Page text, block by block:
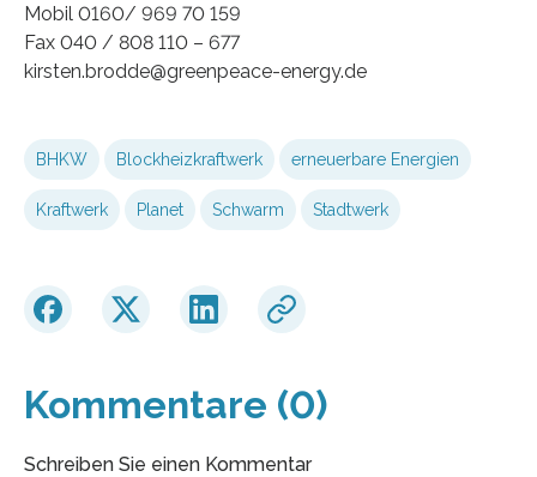
Mobil 0160/ 969 70 159
Fax 040 / 808 110 – 677
kirsten.brodde@greenpeace-energy.de
BHKW Blockheizkraftwerk erneuerbare Energien
Kraftwerk Planet Schwarm Stadtwerk
Kommentare (0)
Schreiben Sie einen Kommentar